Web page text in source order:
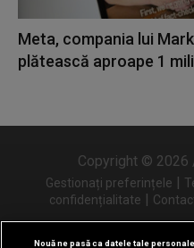
Meta, compania lui
plătească aproape 1
Copyright © 2026
Gestionați preferințele |
confidențialitate |
Nouă ne pasă ca datele tale